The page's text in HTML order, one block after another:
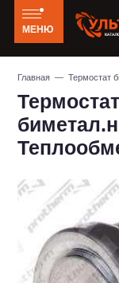
МЕНЮ
Главная — Термостат
Термостат